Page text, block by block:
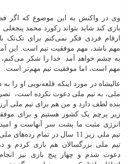
وی در واکنش به این موضوع که اگر
بازی کند شاید بتواند رکورد محمد
ارقام فردی فکر نمی‌کنم برای تک‌تک
مهم باشد، مهم موفقیت تیم است. این
به چشم خواهد آمد. خدا را شکر می‌کنم،
مهم است، اما موفقیت تیم مهم‌تر است.
عالیشاه در مورد اینکه قلعه‌نویی او را
ملی، به تیم ملی دعوت نکرده است،
بنده لطف دارد و من هم برای تیم ملی
زیر پرچم یک کشور هستیم و برای
انرژی مثبت ما پشت سر آنهاست و
تیم ملی زیر 11 سال در تمام
تیم ملی بزرگسالان هم بازی کردم و
دعوت شدم و چهار پنج بازی نیز